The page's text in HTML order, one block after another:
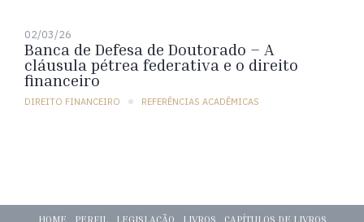
02/03/26
Banca de Defesa de Doutorado – A
cláusula pétrea federativa e o direito
financeiro
DIREITO FINANCEIRO REFERÊNCIAS ACADÊMICAS
HOME PERFIL LEGISLAÇÃO LIVROS CAPÍTULOS DE LIVROS